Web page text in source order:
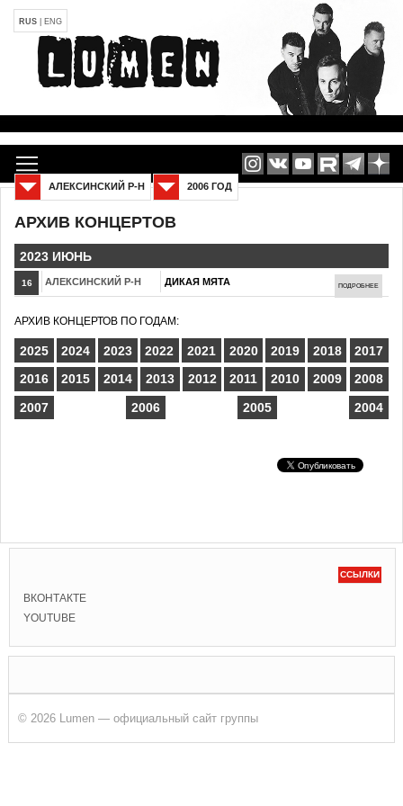
RUS ENG
АРХИВ КОНЦЕРТОВ
2006 ГОД
АЛЕКСИНСКИЙ Р-Н
2023 ИЮНЬ
16 АЛЕКСИНСКИЙ Р-Н ДИКАЯ МЯТА ПОДРОБНЕЕ
АРХИВ КОНЦЕРТОВ ПО ГОДАМ:
2025 2024 2023 2022 2021 2020 2019 2018
2017
2016
2015 2014 2013 2012 2011 2010 2009
2008
2007
2006 2005 2004
ССЫЛКИ
ВКОНТАКТЕ
YOUTUBE
© 2026 Lumen — официальный сайт группы